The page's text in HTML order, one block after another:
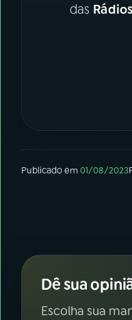
das
Publicado em01/08/2023
Dê sua
Escolha sua